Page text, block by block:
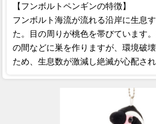
【フンボルトペンギンの特徴】
フンボルト海流が流れる沿岸に生息
た。目の周りが桃色を帯びています
の間などに巣を作りますが、環境破
ため、生息数が激減し絶滅が心配され